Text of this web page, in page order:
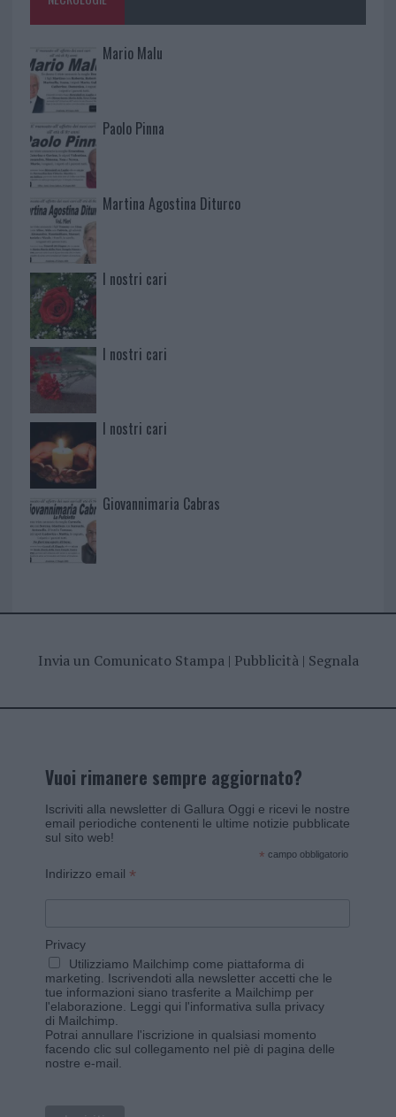
Mario Malu
Paolo Pinna
Martina Agostina Diturco
I nostri cari
I nostri cari
I nostri cari
Giovannimaria Cabras
Invia un Comunicato Stampa| Pubblicità| Segnala
Vuoi rimanere sempre aggiornato?
Iscriviti alla newsletter di Gallura Oggi e ricevi le nostre
email periodiche contenenti le ultime notizie pubblicate
sul sito web!
* campo obbligatorio
Indirizzo email *
Privacy
Utilizziamo Mailchimp come piattaforma di
marketing. Iscrivendoti alla newsletter accetti che le
tue informazioni siano trasferite a Mailchimp per
l'elaborazione. Leggi qui l'informativa sulla privacy
di Mailchimp
Potrai annullare l'iscrizione in qualsiasi momento
facendo clic sul collegamento nel piè di pagina delle
nostre e-mail.